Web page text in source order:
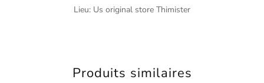
Lieu: Us original store Thimister
Produits similaires